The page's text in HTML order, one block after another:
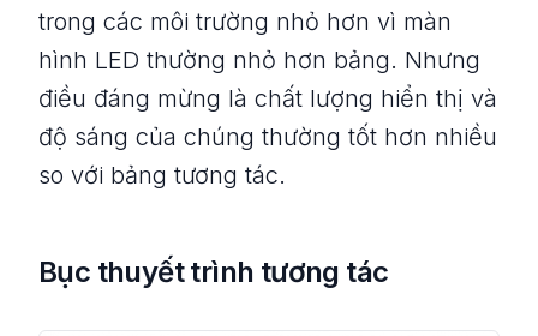
trong các môi trường nhỏ hơn vì màn
hình LED thường nhỏ hơn bảng. Nhưng
điều đáng mừng là chất lượng hiển thị và
độ sáng của chúng thường tốt hơn nhiều
so với bảng tương tác.
Bục thuyết trình tương tác